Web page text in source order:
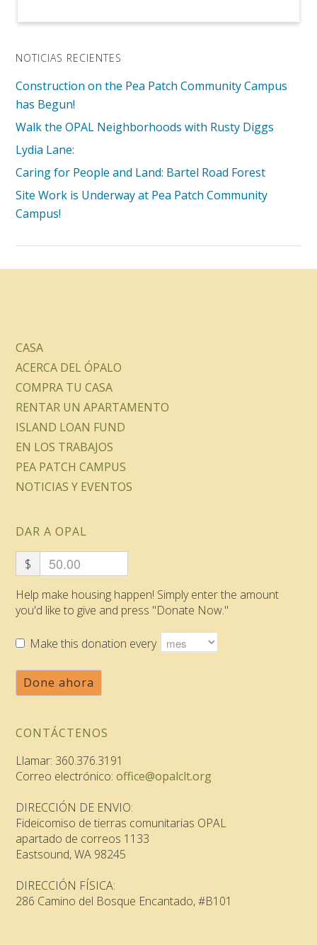
NOTICIAS RECIENTES
Construction on the Pea Patch Community Campus
has Begun!
Walk the OPAL Neighborhoods with Rusty Diggs
Lydia Lane:
Caring for People and Land: Bartel Road Forest
Site Work is Underway at Pea Patch Community
Campus!
CASA
ACERCA DEL ÓPALO
COMPRA TU CASA
RENTAR UN APARTAMENTO
ISLAND LOAN FUND
EN LOS TRABAJOS
PEA PATCH CAMPUS
NOTICIAS Y EVENTOS
DAR A OPAL
$
Help make housing happen! Simply enter the amount
you'd like to give and press "Donate Now."
Make this donation every
Done ahora
CONTÁCTENOS
Llamar: 360.376.3191
Correo electrónico:office@opalclt.org
DIRECCIÓN DE ENVIO:
Fideicomiso de tierras comunitarias OPAL
apartado de correos 1133
Eastsound, WA 98245
DIRECCIÓN FÍSICA:
286 Camino del Bosque Encantado, #B101